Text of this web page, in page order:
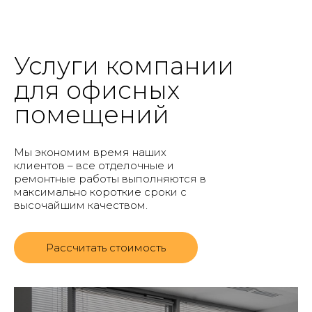
Мы экономим время наших
клиентов – все отделочные и
ремонтные работы выполняются в
максимально короткие сроки с
высочайшим качеством.
Услуги компании
для офисных
помещений
Рассчитать стоимость